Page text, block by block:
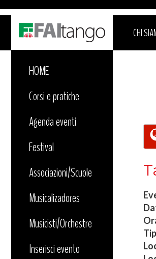
CHI
HOME
Corsi e pratiche
Agenda eventi
Festival
Associazioni/Scuole
Musicalizadores
Musicisti/Orchestre
Inserisci evento